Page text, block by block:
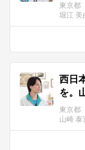
東京
堀江 美
西日
を。
東京
山崎 泰